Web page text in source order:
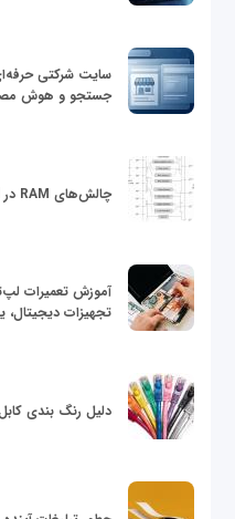
سایت شرکتی
جستجو و هوش
چالش‌های RAM در Workloadهای محاسباتی HPC
آموزش تعمیرات
تجهیزات
دلیل رنگ بندی